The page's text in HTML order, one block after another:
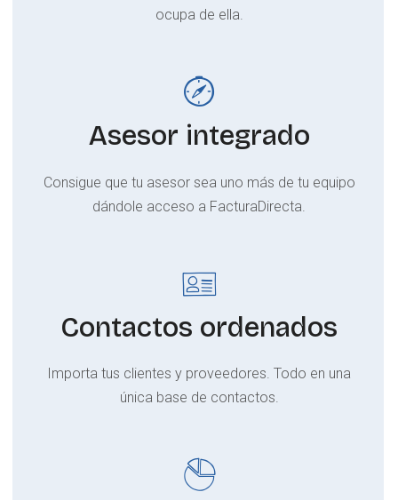
ocupa de ella.
Asesor integrado
Consigue que tu asesor sea uno más de tu equipo
dándole acceso a FacturaDirecta.
Contactos ordenados
Importa tus clientes y proveedores. Todo en una
única base de contactos.